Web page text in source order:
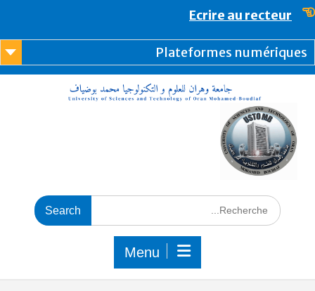
content
Ecrire au recteur
Plateformes
Menu